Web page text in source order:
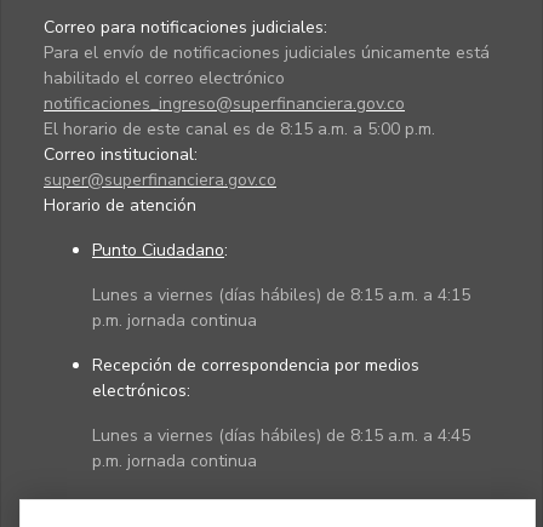
Correo para notificaciones judiciales:
Para el envío de notificaciones judiciales únicamente está
habilitado el correo electrónico
notificaciones_ingreso@superfinanciera.gov.co
El horario de este canal es de 8:15 a.m. a 5:00 p.m.
Correo institucional:
super@superfinanciera.gov.co
Horario de atención
Punto Ciudadano:
Lunes a viernes (días hábiles) de 8:15 a.m. a 4:15
p.m. jornada continua
Recepción de correspondencia por medios
electrónicos:
Lunes a viernes (días hábiles) de 8:15 a.m. a 4:45
p.m. jornada continua